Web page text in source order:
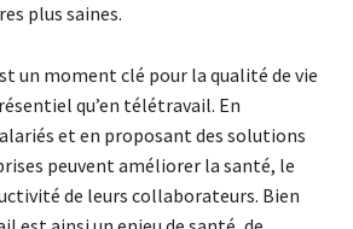
plus saines.
un moment clé pour la qualité de vie
qu’en télétravail. En
et en proposant des solutions
peuvent améliorer la santé, le
de leurs collaborateurs. Bien